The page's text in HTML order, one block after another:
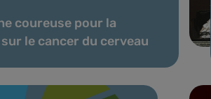
coureuse pour la
le cancer du cerveau